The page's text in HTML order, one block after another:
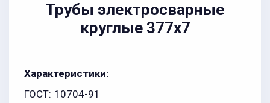
Трубы электросварные
круглые 377x7
Характеристики:
ГОСТ: 10704-91